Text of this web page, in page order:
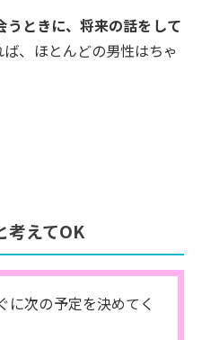
うときに、将来の話をして
ば、ほとんどの男性はちゃ
考えてOK
に次の予定を決めてく